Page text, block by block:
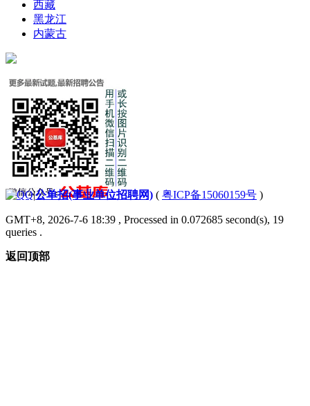
西藏
黑龙江
内蒙古
|公单招(事业单位招聘网) ( 粤ICP备15060159号 )
GMT+8, 2026-7-6 18:39 , Processed in 0.072685 second(s), 19
queries .
返回顶部